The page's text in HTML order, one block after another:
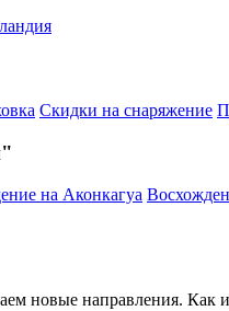
Скидки на снаряжение
на Аконкагуа
новые направления. Как